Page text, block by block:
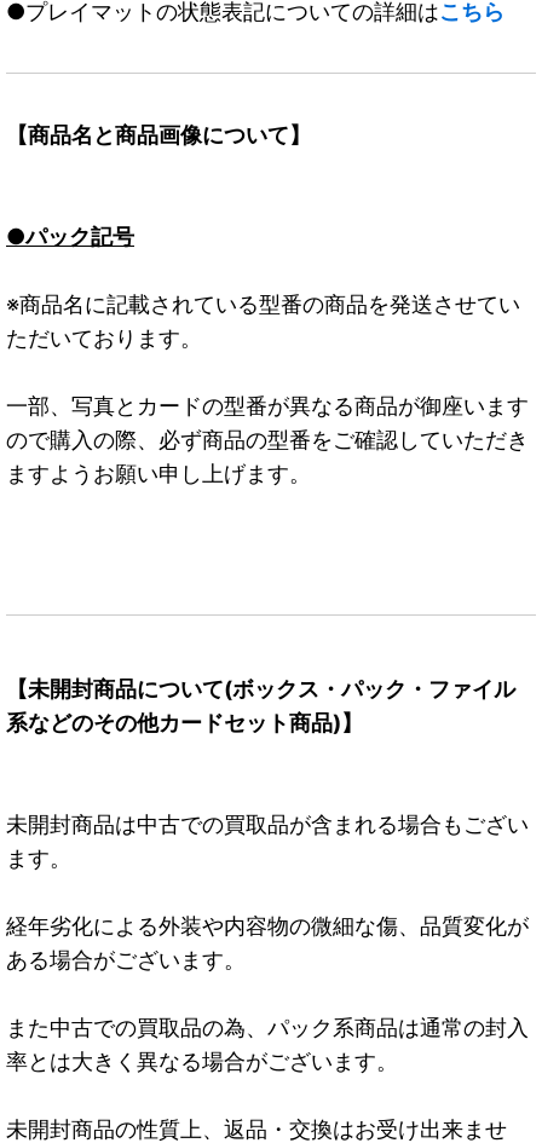
●プレイマットの状態表記についての詳細はこちら
【商品名と商品画像について】
●パック記号
※商品名に記載されている型番の商品を発送させてい
ただいております。
一部、写真とカードの型番が異なる商品が御座います
ので購入の際、必ず商品の型番をご確認していただき
ますようお願い申し上げます。
【未開封商品について(ボックス・パック・ファイル
系などのその他カードセット商品)】
未開封商品は中古での買取品が含まれる場合もござい
ます。
経年劣化による外装や内容物の微細な傷、品質変化が
ある場合がございます。
また中古での買取品の為、パック系商品は通常の封入
率とは大きく異なる場合がございます。
未開封商品の性質上、返品・交換はお受け出来ませ